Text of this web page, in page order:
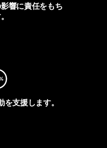
響に責任をもち
支援します。